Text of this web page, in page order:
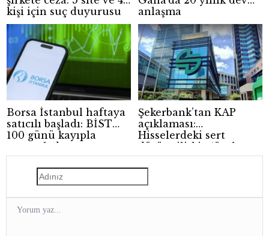
kişi için suç duyurusu
anlaşma
Borsa İstanbul haftaya
satıcılı başladı: BİST
100 günü kayıpla
tamamladı
Şekerbank’tan KAP
açıklaması:
Hisselerdeki sert
düşüşe ilişkin ‘özel
durum yok’ mesajı